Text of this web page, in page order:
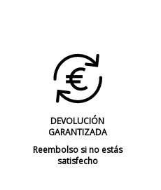
DEVOLUCIÓN
GARANTIZADA
Reembolso si no estás
satisfecho